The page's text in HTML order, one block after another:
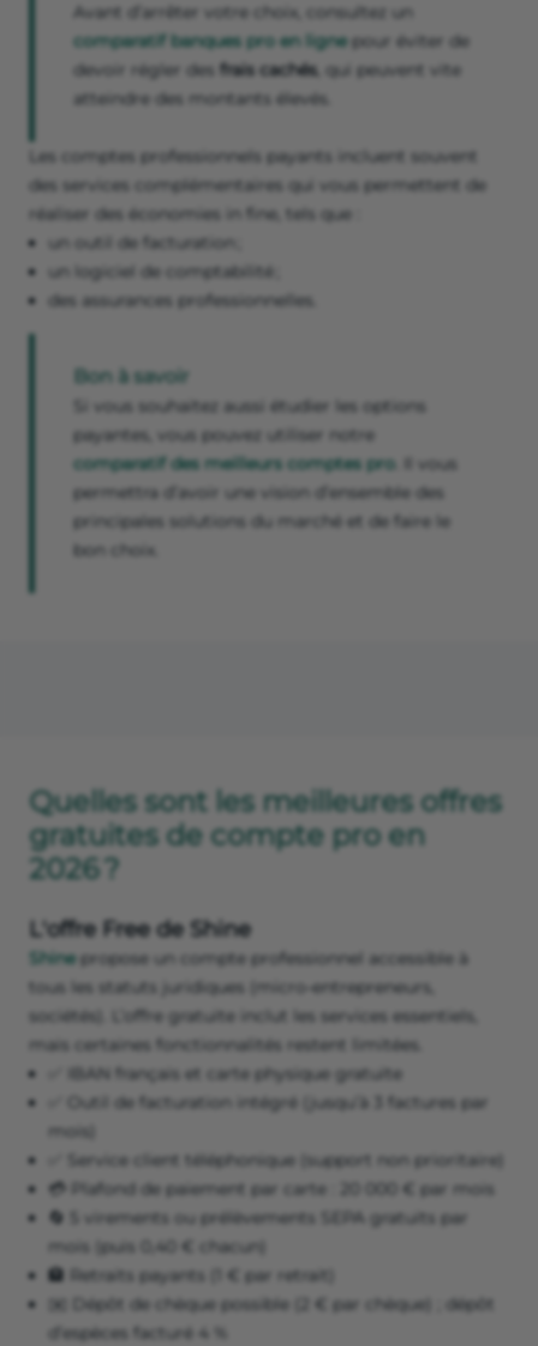
Avant d’arrêter votre choix, consultez un
comparatif banques pro en lignepour éviter de
devoir régler des frais cachés, qui peuvent vite
atteindre des montants élevés.
Les comptes professionnels payants incluent souvent
des services complémentaires qui vous permettent de
réaliser des économies in fine, tels que :
un outil de facturation ;
un logiciel de comptabilité ;
des assurances professionnelles.
Bon à savoir
Si vous souhaitez aussi étudier les options
payantes, vous pouvez utiliser notre
comparatif des meilleurs comptes pro . Il vous
permettra d’avoir une vision d’ensemble des
principales solutions du marché et de faire le
bon choix.
Quelles sont les meilleures offres
gratuites de compte pro en
2026 ?
L'offre Free de Shine
Shinepropose un compte professionnel accessible à
tous les statuts juridiques (micro-entrepreneurs,
sociétés). L’offre gratuite inclut les services essentiels,
mais certaines fonctionnalités restent limitées.
✅ IBAN français et carte physique gratuite
✅ Outil de facturation intégré (jusqu’à 3 factures par
mois)
✅ Service client téléphonique (support non prioritaire)
💳 Plafond de paiement par carte : 20 000 € par mois
🔄 5 virements ou prélèvements SEPA gratuits par
mois (puis 0,40 € chacun)
🏦 Retraits payants (1 € par retrait)
✉️ Dépôt de chèque possible (2 € par chèque) ; dépôt
d’espèces facturé 4 %